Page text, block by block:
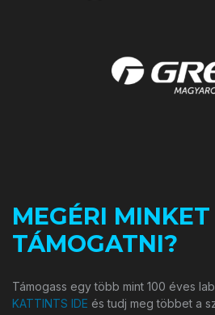
MEGÉRI MINKET
TÁMOGATNI?
Támogass egy több mint 100 éves
KATTINTS IDE és tudj meg többet a